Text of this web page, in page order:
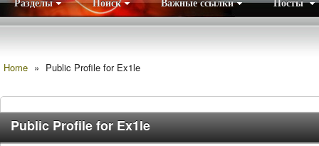
Разделы Поиск Важные ссылки Посты
Home » Public Profile for Ex1le
Public Profile for Ex1le